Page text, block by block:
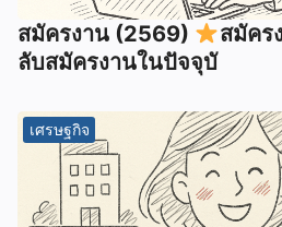
สมัครงาน (2569)
สมัคร
ลับสมัครงานในปัจจุบั
เศรษฐกิจ